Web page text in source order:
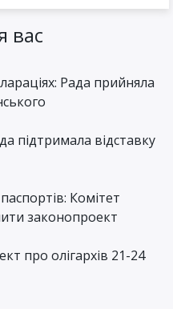
вас
Рада прийняла
підтримала відставку
Комітет
законопроект
про олігархів 21-24